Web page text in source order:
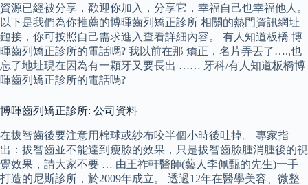
資源已經被分享，歡迎你加入，分享它，幸福自己也幸福他人。
以下是我們為你推薦的博暉齒列矯正診所 相關的熱門資訊網址
鏈接，你可按照自己需求進入查看詳細內容。 有人知道板橋 博
暉齒列矯正診所的電話嗎? 我以前在那 矯正，名片弄丟了….,也
忘了地址現在因為有一顆牙又要長出 …… 牙科/有人知道板橋博
暉齒列矯正診所的電話嗎?
博暉齒列矯正診所: 公司資料
在拔智齒後要注意用棉球或紗布咬半個小時後吐掉。 專家指
出：拔智齒並不能達到瘦臉的效果，只是拔智齒臉腫消腫後的視
覺效果，請大家不要 … 由王祚軒醫師(藝人李佩甄的先生)一手
打造的尼斯診所，於2009年成立。 透過12年在醫學美容、微整